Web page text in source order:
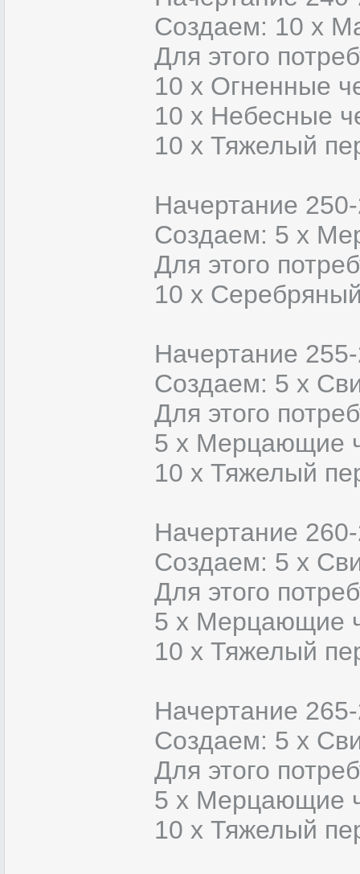
Создаем: 10 х
Для этого
10 x Огненные
10 x Небесные
10 x Тяжелый
Начертание
Создаем: 5 х
Для этого
10 x
Начертание
Создаем: 5 х
Для этого
5 x Мерцающие
10 x Тяжелый
Начертание
Создаем: 5 х
Для этого
5 x Мерцающие
10 x Тяжелый
Начертание
Создаем: 5 х
Для этого
5 x Мерцающие
10 x Тяжелый